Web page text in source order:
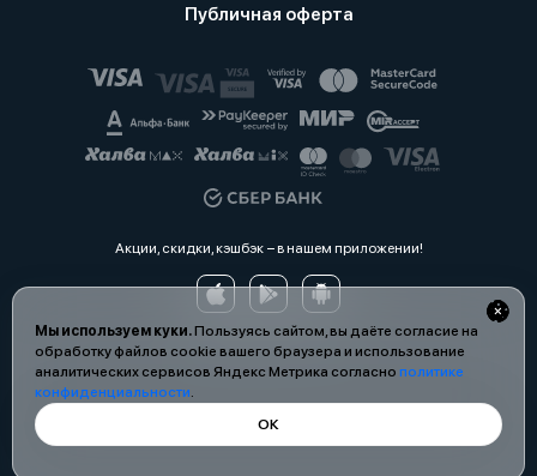
Мы используем куки.Пользуясь сайтом, вы даёте согласие на
обработку файлов cookie вашего браузера и использование
аналитических сервисов Яндекс Метрика согласно политике
конфиденциальности.
ОК
Публичная оферта
Акции, скидки, кэшбэк − в нашем приложении!